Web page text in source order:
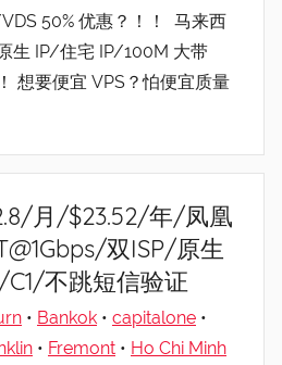
50% 优惠？！！ 马来西
生 IP/住宅 IP/100M 大带
想要便宜 VPS？怕便宜质量
月/$23.52/年/凤凰
双ISP/原生
不跳短信验证
• Bankok • capitalone •
• Fremont • Ho Chi Minh